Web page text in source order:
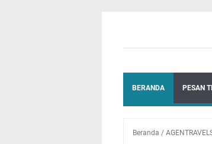
BERANDA PESAN
Beranda /